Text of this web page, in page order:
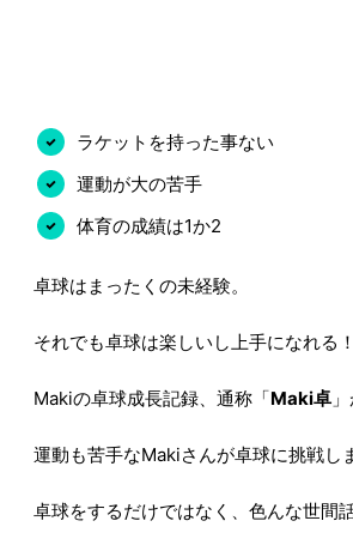
ラケットを持った事ない
運動が大の苦手
体育の成績は1か2
卓球はまったくの未経験。
それでも卓球は楽しいし上手になれる！
Makiの卓球成長記録、通称「Maki卓
運動も苦手なMakiさんが卓球に挑戦し
卓球をするだけではなく、色んな世間